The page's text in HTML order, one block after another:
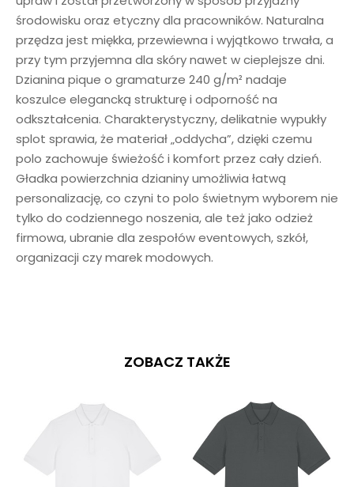
środowisku oraz etyczny dla pracowników. Naturalna
przędza jest miękka, przewiewna i wyjątkowo trwała, a
przy tym przyjemna dla skóry nawet w cieplejsze dni.
Dzianina pique o gramaturze 240 g/m² nadaje
koszulce elegancką strukturę i odporność na
odkształcenia. Charakterystyczny, delikatnie wypukły
splot sprawia, że materiał „oddycha”, dzięki czemu
polo zachowuje świeżość i komfort przez cały dzień.
Gładka powierzchnia dzianiny umożliwia łatwą
personalizację, co czyni to polo świetnym wyborem nie
tylko do codziennego noszenia, ale też jako odzież
firmowa, ubranie dla zespołów eventowych, szkół,
organizacji czy marek modowych.
ZOBACZ TAKŻE